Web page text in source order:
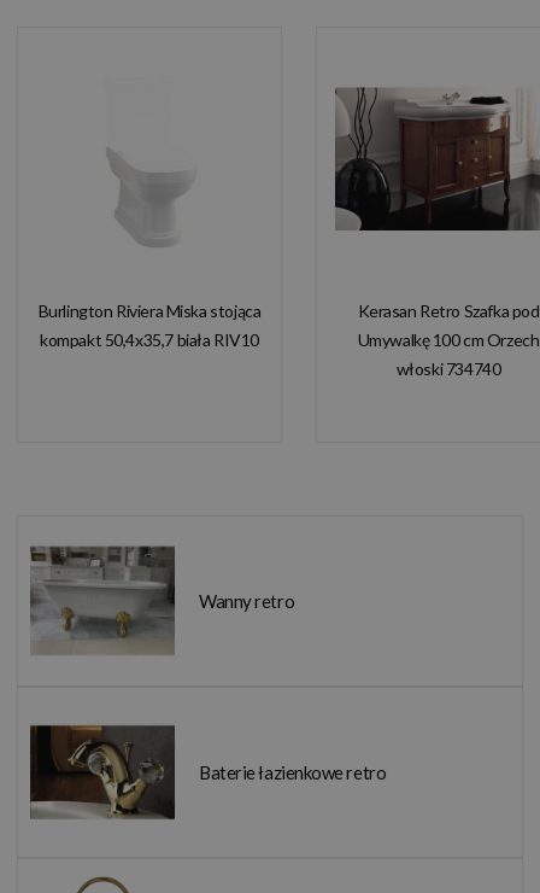
Burlington Riviera Miska stojąca
kompakt 50,4x35,7 biała RIV10
Kerasan Retro Szafka pod
Umywalkę 100 cm Orzech
włoski 734740
Wanny retro
Baterie łazienkowe retro